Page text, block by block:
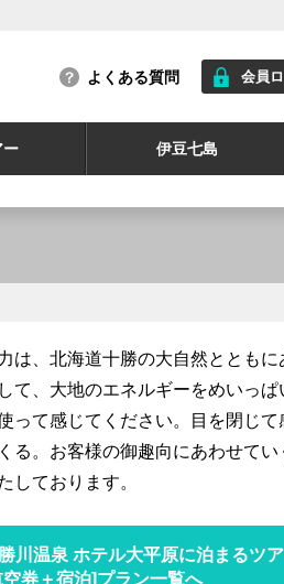
よくある質問 会員
伊豆七島
は、北海道十勝の大自然ととも
て、大地のエネルギーをめいっぱ
って感じてください。目を閉じて
る。お客様の御趣向にあわせて
しております。
川温泉 ホテル大平原に泊まるツ
空券＋宿泊]プラン一覧へ